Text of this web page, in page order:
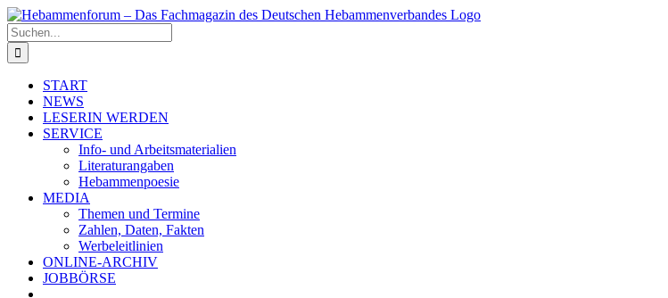
Zum
Inhalt
springen
Suche
nach:
START
NEWS
LESERIN WERDEN
SERVICE
Info- und Arbeitsmaterialien
Literaturangaben
Hebammenpoesie
MEDIA
Themen und Termine
Zahlen, Daten, Fakten
Werbeleitlinien
ONLINE-ARCHIV
JOBBÖRSE